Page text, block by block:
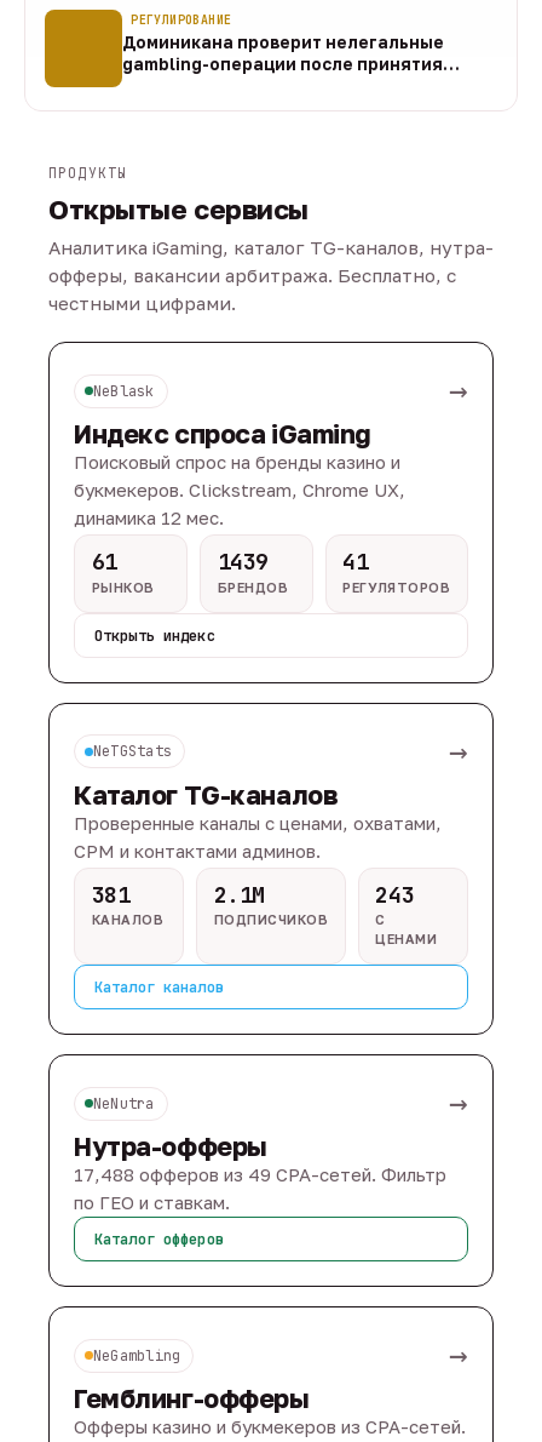
РЕГУЛИРОВАНИЕ
Доминикана проверит нелегальные
gambling-операции после принятия
ПРОДУКТЫ
Открытые сервисы
Аналитика iGaming, каталог TG-каналов, нутра-
офферы, вакансии арбитража. Бесплатно, с
честными цифрами.
NeBlask →
Индекс спроса iGaming
Поисковый спрос на бренды казино и
букмекеров. Clickstream, Chrome UX,
динамика 12 мес.
61
РЫНКОВ
1439
БРЕНДОВ
41
РЕГУЛЯТОРОВ
Открыть индекс
NeTGStats →
Каталог TG-каналов
Проверенные каналы с ценами, охватами,
CPM и контактами админов.
381
КАНАЛОВ
2.1M
ПОДПИСЧИКОВ
243
С
ЦЕНАМИ
Каталог каналов
NeNutra →
Нутра-офферы
17,488 офферов из 49 CPA-сетей. Фильтр
по ГЕО и ставкам.
Каталог офферов
NeGambling →
Гемблинг-офферы
Офферы казино и букмекеров из CPA-сетей.